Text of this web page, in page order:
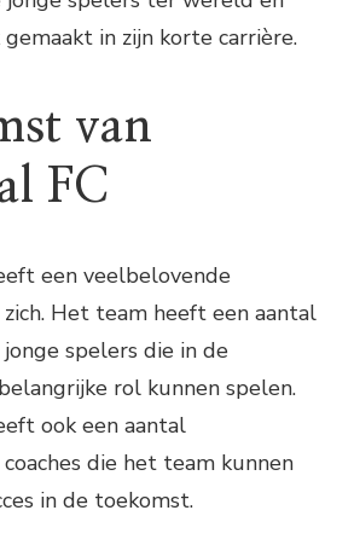
in zijn korte carrière.
van
FC
een veelbelovende
Het team heeft een aantal
spelers die in de
rol kunnen spelen.
ook een aantal
die het team kunnen
in de toekomst.